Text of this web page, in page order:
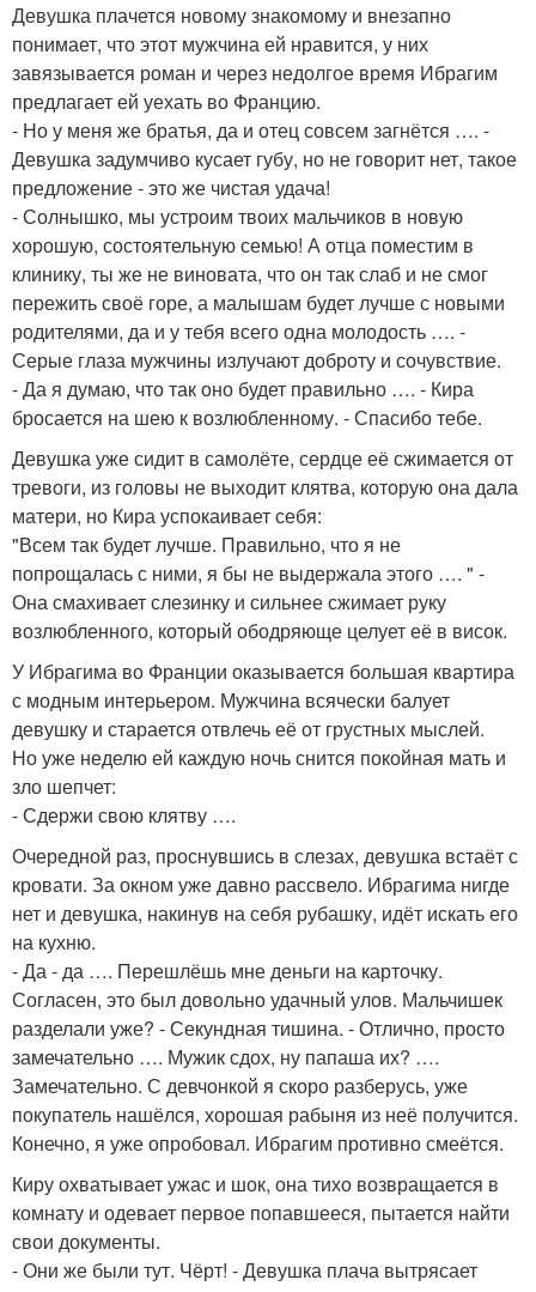
Девушка плачется новому знакомому и внезапно
понимает, что этот мужчина ей нравится, у них
завязывается роман и через недолгое время Ибрагим
предлагает ей уехать во Францию.
- Но у меня же братья, да и отец совсем загнётся …. -
Девушка задумчиво кусает губу, но не говорит нет, такое
предложение - это же чистая удача!
- Солнышко, мы устроим твоих мальчиков в новую
хорошую, состоятельную семью! А отца поместим в
клинику, ты же не виновата, что он так слаб и не смог
пережить своё горе, а малышам будет лучше с новыми
родителями, да и у тебя всего одна молодость …. -
Серые глаза мужчины излучают доброту и сочувствие.
- Да я думаю, что так оно будет правильно …. - Кира
бросается на шею к возлюбленному. - Спасибо тебе.
Девушка уже сидит в самолёте, сердце её сжимается от
тревоги, из головы не выходит клятва, которую она дала
матери, но Кира успокаивает себя:
"Всем так будет лучше. Правильно, что я не
попрощалась с ними, я бы не выдержала этого …. " -
Она смахивает слезинку и сильнее сжимает руку
возлюбленного, который ободряюще целует её в висок.
У Ибрагима во Франции оказывается большая квартира
с модным интерьером. Мужчина всячески балует
девушку и старается отвлечь её от грустных мыслей.
Но уже неделю ей каждую ночь снится покойная мать и
зло шепчет:
- Сдержи свою клятву ….
Очередной раз, проснувшись в слезах, девушка встаёт с
кровати. За окном уже давно рассвело. Ибрагима нигде
нет и девушка, накинув на себя рубашку, идёт искать его
на кухню.
- Да - да …. Перешлёшь мне деньги на карточку.
Согласен, это был довольно удачный улов. Мальчишек
разделали уже? - Секундная тишина. - Отлично, просто
замечательно …. Мужик сдох, ну папаша их? ….
Замечательно. С девчонкой я скоро разберусь, уже
покупатель нашёлся, хорошая рабыня из неё получится.
Конечно, я уже опробовал. Ибрагим противно смеётся.
Киру охватывает ужас и шок, она тихо возвращается в
комнату и одевает первое попавшееся, пытается найти
свои документы.
- Они же были тут. Чёрт! - Девушка плача вытрясает